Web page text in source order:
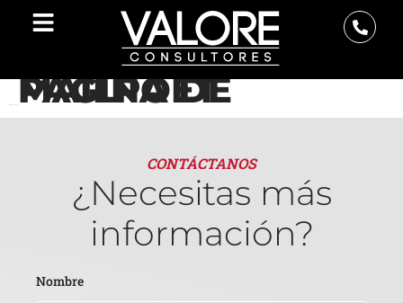
PÁGINA DE MAILPOET
¿Necesitas más
información?
CONTÁCTANOS
Nombre